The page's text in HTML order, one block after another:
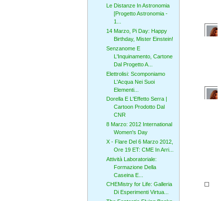
Le Distanze In Astronomia
[Progetto Astronomia -
1...
14 Marzo, Pi Day: Happy
Birthday, Mister Einstein!
Senzanome E
L'Inquinamento, Cartone
Dal Progetto A...
Elettrolisi: Scomponiamo
L'Acqua Nei Suoi
Elementi...
Dorella E L'Effetto Serra |
Cartoon Prodotto Dal
CNR
8 Marzo: 2012 International
Women's Day
X - Flare Del 6 Marzo 2012,
Ore 19 ET: CME In Arri...
Attività Laboratoriale:
Formazione Della
Caseina E...
CHEMistry for Life: Galleria
Di Esperimenti Virtua...